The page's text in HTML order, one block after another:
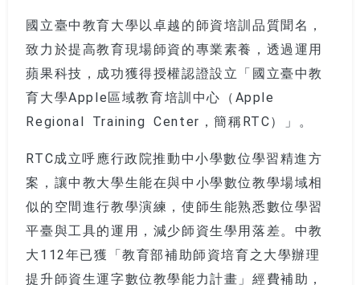
國立臺中教育大學以卓越的師資培訓品質聞名，
致力於提高教育現場師資的專業素養，透過運用
蘋果科技，成功獲得授權認證設立「國立臺中教
育大學Apple區域教育培訓中心（Apple
Regional Training Center，簡稱RTC）」。
RTC成立呼應行政院推動中小學數位學習精進方
案，讓中教大學生能在與中小學數位教學場域相
似的空間進行教學演練，使師生能熟悉數位學習
平臺與工具的運用，減少師資生學用落差。中教
大112年已獲「教育部補助師資培育之大學辦理
提升師資生運字數位教學能力計畫」經費補助，